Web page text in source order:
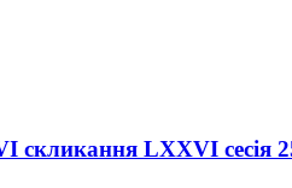
скликання LXXVI сесія